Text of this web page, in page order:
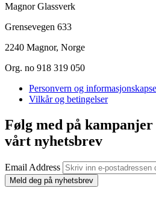
Magnor Glassverk
Grensevegen 633
2240 Magnor, Norge
Org. no 918 319 050
Personvern og
Vilkår og betingelser
Følg med på
vårt nyhetsbrev
Email Address
Meld deg på nyhetsbrev